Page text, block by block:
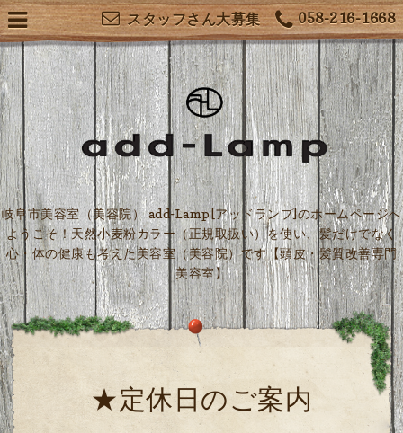
058-216-1668
スタッフさん大募集
岐阜市美容室（美容院） add-Lamp[アッドランプ]のホームページへ
ようこそ！天然小麦粉カラー（正規取扱い）を使い、髪だけでなく
心・体の健康も考えた美容室（美容院）です【頭皮・髪質改善専門
美容室】
★定休日のご案内